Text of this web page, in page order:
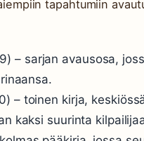
tapahtumiin
– sarjan avausosa,
– toinen kirja,
kaksi suurinta